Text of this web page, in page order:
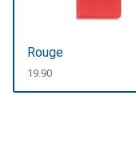
Rouge
CHF
19.90